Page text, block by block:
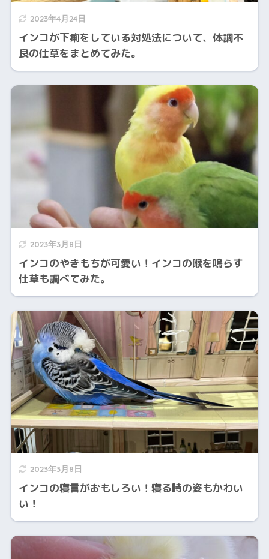
2023年4月24日
インコが下痢をしている対処法について、体調不
良の仕草をまとめてみた。
2023年3月8日
インコのやきもちが可愛い！インコの喉を鳴らす
仕草も調べてみた。
2023年3月8日
インコの寝言がおもしろい！寝る時の姿もかわい
い！